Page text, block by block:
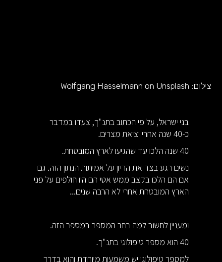
צילום: Wolfgang Hasselmann on Unsplash
בני ישראל, על פי הכתוב בתנ"ך, צעדו במדבר
כ-40 שנה אחרי יציאת מצרים.
40 שנה הלכו עד שהגיעו לארץ המובטחת.
נשים רגע בצד את הדיון על אמיתות הנתון הזה. גם
אם הם הלכו בקצב ממש אטי הם היו חולפים על פני
הארץ המובטחת אחרי לא הרבה שנים...
ומעניין לחשוב למה בחר המספר במספר הזה.
40 הוא מספר טיפולוגי בתנ"ך.
למספר טיפולוגי יש משמעות מיוחדת והוא בדרך